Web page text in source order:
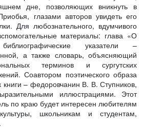
дне, позволяющих вникнуть в
глазами авторов увидеть его
Для любознательного, вдумчивого
материалы: глава «О
указатели –
а также словарь, объясняющий
терминов и сургутских
Соавтором поэтического образа
книги – федоровчанин В. В. Ступников,
иллюстрациями. Этот
по краю будет интересен любителям
школьникам и студентам,